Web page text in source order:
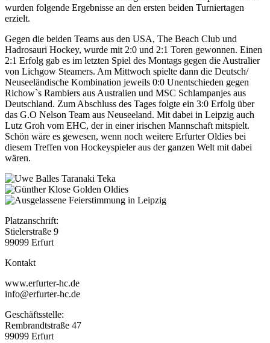
wurden folgende Ergebnisse an den ersten beiden Turniertagen
erzielt.
Gegen die beiden Teams aus den USA, The Beach Club und
Hadrosauri Hockey, wurde mit 2:0 und 2:1 Toren gewonnen. Einen
2:1 Erfolg gab es im letzten Spiel des Montags gegen die Australier
von Lichgow Steamers. Am Mittwoch spielte dann die Deutsch/
Neuseeländische Kombination jeweils 0:0 Unentschieden gegen
Richow`s Rambiers aus Australien und MSC Schlampanjes aus
Deutschland. Zum Abschluss des Tages folgte ein 3:0 Erfolg über
das G.O Nelson Team aus Neuseeland. Mit dabei in Leipzig auch
Lutz Groh vom EHC, der in einer irischen Mannschaft mitspielt.
Schön wäre es gewesen, wenn noch weitere Erfurter Oldies bei
diesem Treffen von Hockeyspieler aus der ganzen Welt mit dabei
wären.
Platzanschrift:
Stielerstraße 9
99099 Erfurt
Kontakt
www.erfurter-hc.de
info@erfurter-hc.de
Geschäftsstelle:
Rembrandtstraße 47
99099 Erfurt